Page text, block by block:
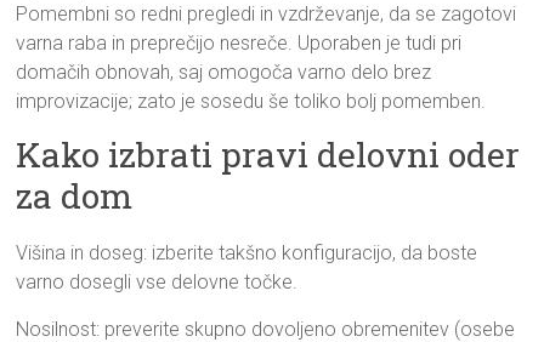
Pomembni so redni pregledi in vzdrževanje, da se zagotovi
varna raba in preprečijo nesreče. Uporaben je tudi pri
domačih obnovah, saj omogoča varno delo brez
improvizacije; zato je sosedu še toliko bolj pomemben.
Kako izbrati pravi delovni oder
za dom
Višina in doseg: izberite takšno konfiguracijo, da boste
varno dosegli vse delovne točke.
Nosilnost: preverite skupno dovoljeno obremenitev (osebe